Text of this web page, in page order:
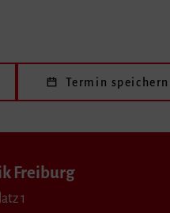
Termin speichern
Freiburg
1